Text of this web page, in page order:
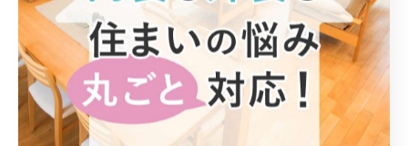
トイレリフォームの基礎知識：単独工事との違いやメ
リットを確認しよう
トイレリフォームは住宅の快適性を高める効果的な方法
です。特に2棟同時にリフォームを行う場合、工事の効率